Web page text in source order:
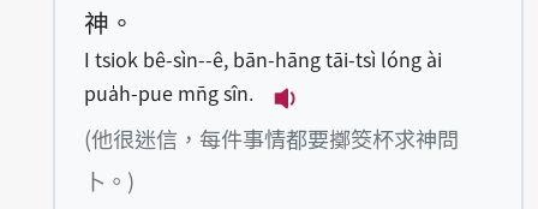
神。
I tsiok bê-sìn--ê, bān-hāng tāi-tsì lóng ài
pua̍h-pue mn̄g sîn.
播放例句I tsiok bê-
(他很迷信，每件事情都要擲筊杯求神問
卜。)